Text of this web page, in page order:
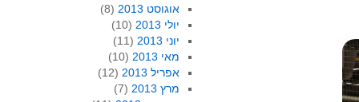
אוגוסט 2013
(8)
יולי 2013
(10)
יוני 2013
(11)
מאי 2013
(10)
אפריל 2013
(12)
מרץ 2013
(7)